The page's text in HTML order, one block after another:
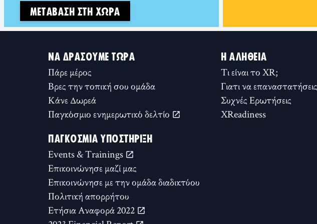
ΜΕΤΆΒΑΣΗ ΣΤΗ ΧΏΡΑ
ΝΑ ΔΡΆΣΟΥΜΕ ΤΏΡΑ
Πάρε μέρος
Βρες την τοπική σου ομάδα
Κάνε Δωρεά
Παγκόσμιο ενημερωτικό δελτίο
Η ΑΛΉΘΕΙΑ
Τι είναι το XR;
Γιατι να επαναστατήσεις
Συχνές Ερωτήσεις
XReadiness
ΠΑΓΚΌΣΜΙΑ ΥΠΟΣΤΉΡΙΞΗ
Events & Trainings
Επικοινώνησε μαζί μας
Επικοινώνησε με την ομάδα διαδικτύου
Πολιτική απορρήτου
Ετήσια Αναφορά 2022